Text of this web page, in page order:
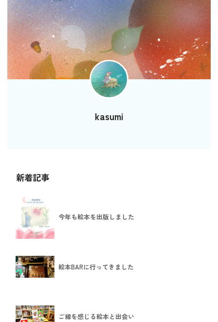
kasumi
新着記事
今年も絵本を出版しました
絵本BARに行ってきました
ご縁を感じる絵本と出会い